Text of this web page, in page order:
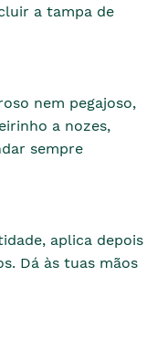
a tampa de
nem pegajoso,
a nozes,
sempre
aplica depois
Dá às tuas mãos